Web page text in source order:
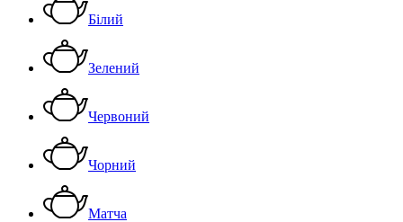
Білий
Зелений
Червоний
Чорний
Матча